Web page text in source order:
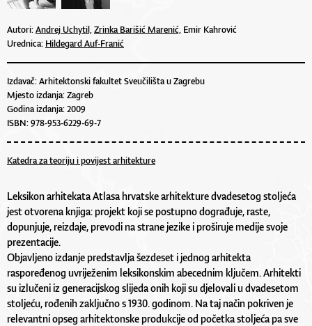
Autori:Andrej Uchytil,Zrinka Barišić Marenić, Emir Kahrović
Urednica: Hildegard Auf-Franić
Izdavač: Arhitektonski fakultet Sveučilišta u Zagrebu
Mjesto izdanja: Zagreb
Godina izdanja: 2009
ISBN: 978-953-6229-69-7
Katedra za teoriju i povijest arhitekture
Leksikon arhitekata Atlasa hrvatske arhitekture dvadesetog stoljeća
jest otvorena knjiga: projekt koji se postupno dograđuje, raste,
dopunjuje, reizdaje, prevodi na strane jezike i proširuje medije svoje
prezentacije.
Objavljeno izdanje predstavlja šezdeset i jednog arhitekta
raspoređenog uvriježenim leksikonskim abecednim ključem. Arhitekti
su izlučeni iz generacijskog slijeda onih koji su djelovali u dvadesetom
stoljeću, rođenih zaključno s 1930. godinom. Na taj način pokriven je
relevantni opseg arhitektonske produkcije od početka stoljeća pa sve